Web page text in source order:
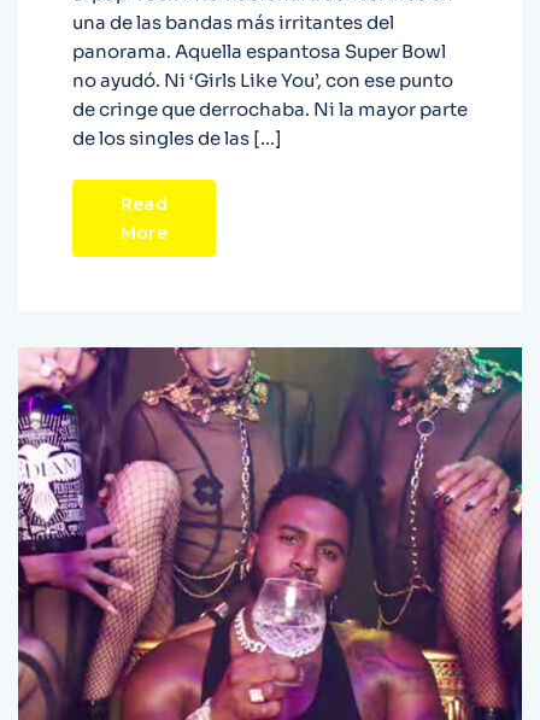
una de las bandas más irritantes del
panorama. Aquella espantosa Super Bowl
no ayudó. Ni ‘Girls Like You’, con ese punto
de cringe que derrochaba. Ni la mayor parte
de los singles de las […]
Read
More